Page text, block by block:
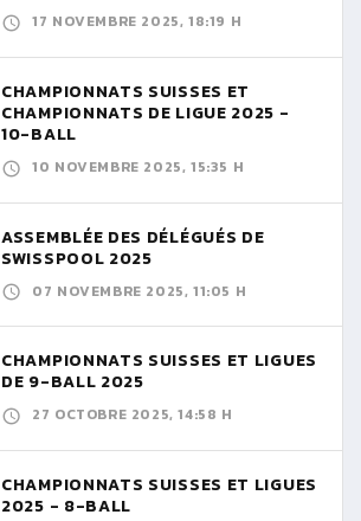
17 NOVEMBRE 2025, 18:19 H
CHAMPIONNATS SUISSES ET
CHAMPIONNATS DE LIGUE 2025 -
10-BALL
10 NOVEMBRE 2025, 15:35 H
ASSEMBLÉE DES DÉLÉGUÉS DE
SWISSPOOL 2025
07 NOVEMBRE 2025, 11:05 H
CHAMPIONNATS SUISSES ET LIGUES
DE 9-BALL 2025
27 OCTOBRE 2025, 14:58 H
CHAMPIONNATS SUISSES ET LIGUES
2025 - 8-BALL